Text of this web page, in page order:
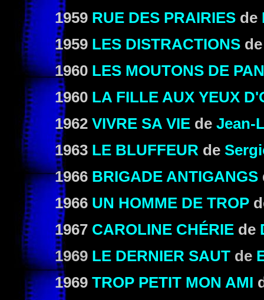
1959 RUE DES PRAIRIES de
1959 LES DISTRACTIONS de
1960 LES MOUTONS DE
1960 LA FILLE AUX YEUX
1962 VIVRE SA VIE de Jean-
1963 LE BLUFFEUR de
1966 BRIGADE ANTIGANGS
1966 UN HOMME DE TROP
1967 CAROLINE CHÉRIE de
1969 LE DERNIER SAUT de
1969 TROP PETIT MON AMI